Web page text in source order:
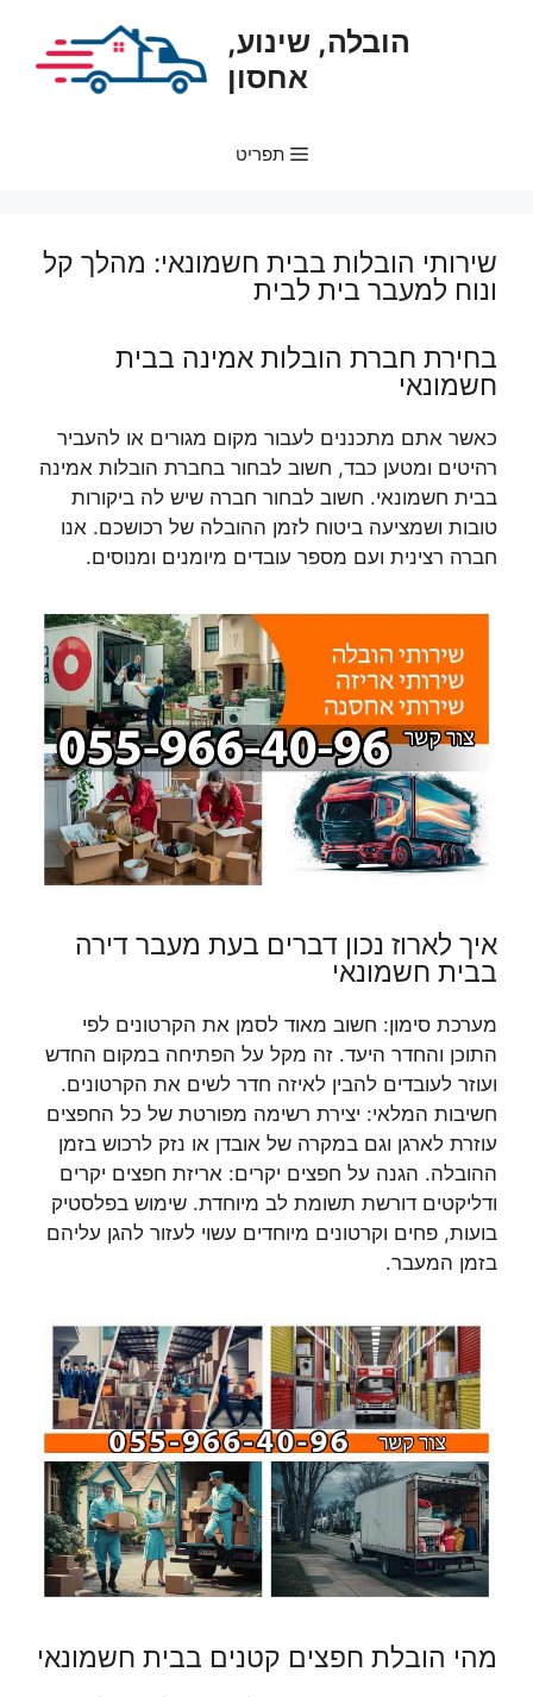
הובלה, שינוע,
אחסון
תפריט
שירותי הובלות בבית חשמונאי: מהלך קל
ונוח למעבר בית לבית
בחירת חברת הובלות אמינה בבית
חשמונאי
כאשר אתם מתכננים לעבור מקום מגורים או להעביר
רהיטים ומטען כבד, חשוב לבחור בחברת הובלות אמינה
בבית חשמונאי. חשוב לבחור חברה שיש לה ביקורות
טובות ושמציעה ביטוח לזמן ההובלה של רכושכם. אנו
חברה רצינית ועם מספר עובדים מיומנים ומנוסים.
איך לארוז נכון דברים בעת מעבר דירה
בבית חשמונאי
מערכת סימון: חשוב מאוד לסמן את הקרטונים לפי
התוכן והחדר היעד. זה מקל על הפתיחה במקום החדש
ועוזר לעובדים להבין לאיזה חדר לשים את הקרטונים.
חשיבות המלאי: יצירת רשימה מפורטת של כל החפצים
עוזרת לארגן וגם במקרה של אובדן או נזק לרכוש בזמן
ההובלה. הגנה על חפצים יקרים: אריזת חפצים יקרים
ודליקטים דורשת תשומת לב מיוחדת. שימוש בפלסטיק
בועות, פחים וקרטונים מיוחדים עשוי לעזור להגן עליהם
בזמן המעבר.
מהי הובלת חפצים קטנים בבית חשמונאי